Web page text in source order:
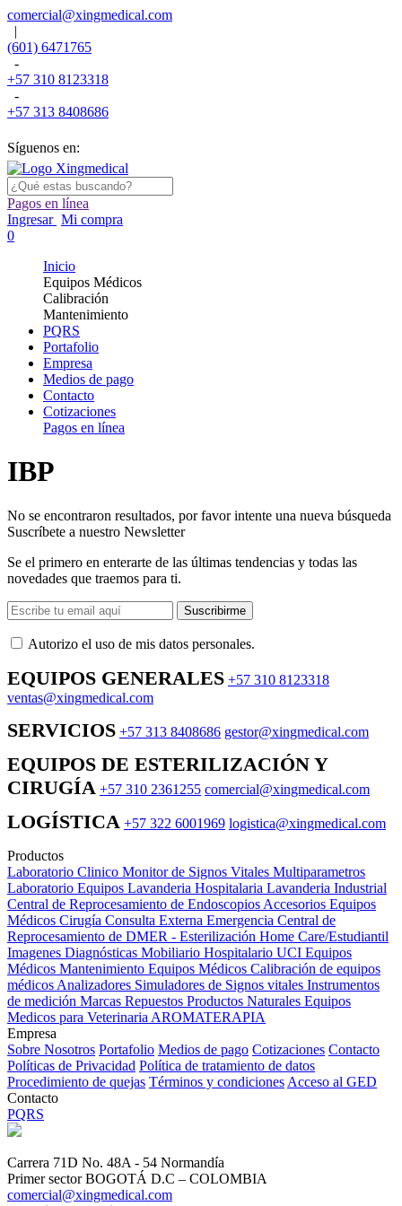
comercial@xingmedical.com
|
(601) 6471765
-
+57 310 8123318
-
+57 313 8408686
Síguenos en:
Pagos en línea
Ingresar Mi compra
0
Inicio
Equipos Médicos
Calibración
Mantenimiento
PQRS
Portafolio
Empresa
Medios de pago
Contacto
Cotizaciones
Pagos en línea
IBP
No se encontraron resultados, por favor intente una nueva búsqueda
Suscríbete a nuestro Newsletter
Se el primero en enterarte de las últimas tendencias y todas las
novedades que traemos para ti.
Suscribirme
Autorizo ​​el uso de mis datos personales.
EQUIPOS GENERALES +57 310 8123318
ventas@xingmedical.com
SERVICIOS +57 313 8408686 gestor@xingmedical.com
EQUIPOS DE ESTERILIZACIÓN Y
CIRUGÍA +57 310 2361255 comercial@xingmedical.com
LOGÍSTICA +57 322 6001969 logistica@xingmedical.com
Productos
Laboratorio Clinico Monitor de Signos Vitales Multiparametros
Laboratorio Equipos Lavanderia Hospitalaria Lavanderia Industrial
Central de Reprocesamiento de Endoscopios Accesorios Equipos
Médicos Cirugía Consulta Externa Emergencia Central de
Reprocesamiento de DMER - Esterilización Home Care/Estudiantil
Imagenes Diagnósticas Mobiliario Hospitalario UCI Equipos
Médicos Mantenimiento Equipos Médicos Calibración de equipos
médicos Analizadores Simuladores de Signos vitales Instrumentos
de medición Marcas Repuestos Productos Naturales Equipos
Medicos para Veterinaria AROMATERAPIA
Empresa
Sobre Nosotros Portafolio Medios de pago Cotizaciones Contacto
Políticas de Privacidad Política de tratamiento de datos
Procedimiento de quejas Términos y condiciones Acceso al GED
Contacto
PQRS
Carrera 71D No. 48A - 54 Normandía
Primer sector BOGOTÁ D.C – COLOMBIA
comercial@xingmedical.com